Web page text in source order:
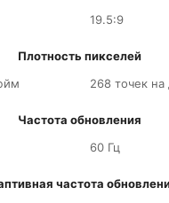
19.5:9
Плотность пикселей
268 точек
Частота обновления
60 Гц
частота